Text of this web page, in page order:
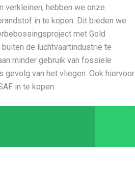
hebben we onze
in te kopen. Dit bieden we
met Gold
de luchtvaartindustrie te
minder gebruik van fossiele
gevolg van het vliegen. Ook hiervoor
in te kopen.